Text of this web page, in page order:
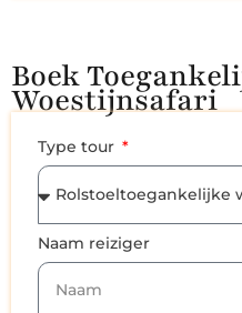
Boek
Woestijnsafari
Type tour
Naam reiziger